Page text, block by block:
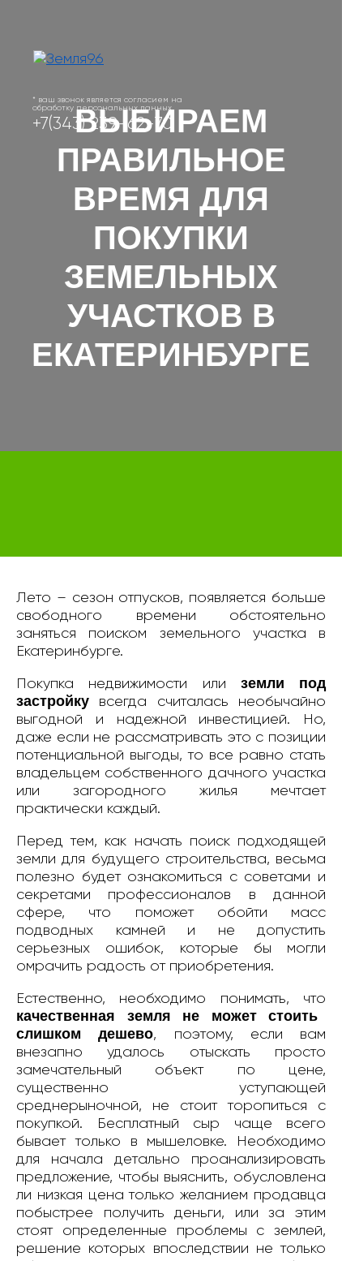
* ваш звонок является согласием на
обработку персональных данных
+7(343) 239-62-70
ВЫБИРАЕМ
ПРАВИЛЬНОЕ
ВРЕМЯ ДЛЯ
ПОКУПКИ
ЗЕМЕЛЬНЫХ
УЧАСТКОВ В
ЕКАТЕРИНБУРГЕ
Лето – сезон отпусков, появляется больше
свободного времени обстоятельно
заняться поиском земельного участка в
Екатеринбурге.
Покупка недвижимости или земли под
застройку всегда считалась необычайно
выгодной и надежной инвестицией. Но,
даже если не рассматривать это с позиции
потенциальной выгоды, то все равно стать
владельцем собственного дачного участка
или загородного жилья мечтает
практически каждый.
Перед тем, как начать поиск подходящей
земли для будущего строительства, весьма
полезно будет ознакомиться с советами и
секретами профессионалов в данной
сфере, что поможет обойти масс
подводных камней и не допустить
серьезных ошибок, которые бы могли
омрачить радость от приобретения.
Естественно, необходимо понимать, что
качественная земля не может стоить
слишком дешево, поэтому, если вам
внезапно удалось отыскать просто
замечательный объект по цене,
существенно уступающей
среднерыночной, не стоит торопиться с
покупкой. Бесплатный сыр чаще всего
бывает только в мышеловке. Необходимо
для начала детально проанализировать
предложение, чтобы выяснить, обусловлена
ли низкая цена только желанием продавца
побыстрее получить деньги, или за этим
стоят определенные проблемы с землей,
решение которых впоследствии не только